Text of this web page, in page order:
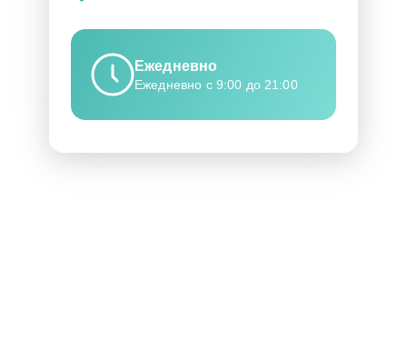
Ежедневно
Ежедневно с 9:00 до 21:00